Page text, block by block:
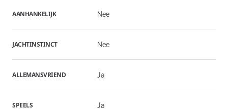
AANHANKELIJK Nee
JACHTINSTINCT Nee
ALLEMANSVRIEND Ja
SPEELS Ja